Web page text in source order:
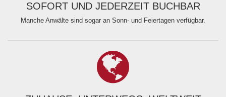
SOFORT UND JEDERZEIT BUCHBAR
Manche Anwälte sind sogar an Sonn- und Feiertagen verfügbar.